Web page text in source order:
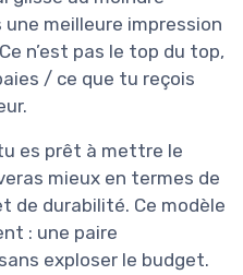
meilleure impression
n’est pas le top du top,
/ ce que tu reçois
es prêt à mettre le
mieux en termes de
de durabilité. Ce modèle
: une paire
exploser le budget.